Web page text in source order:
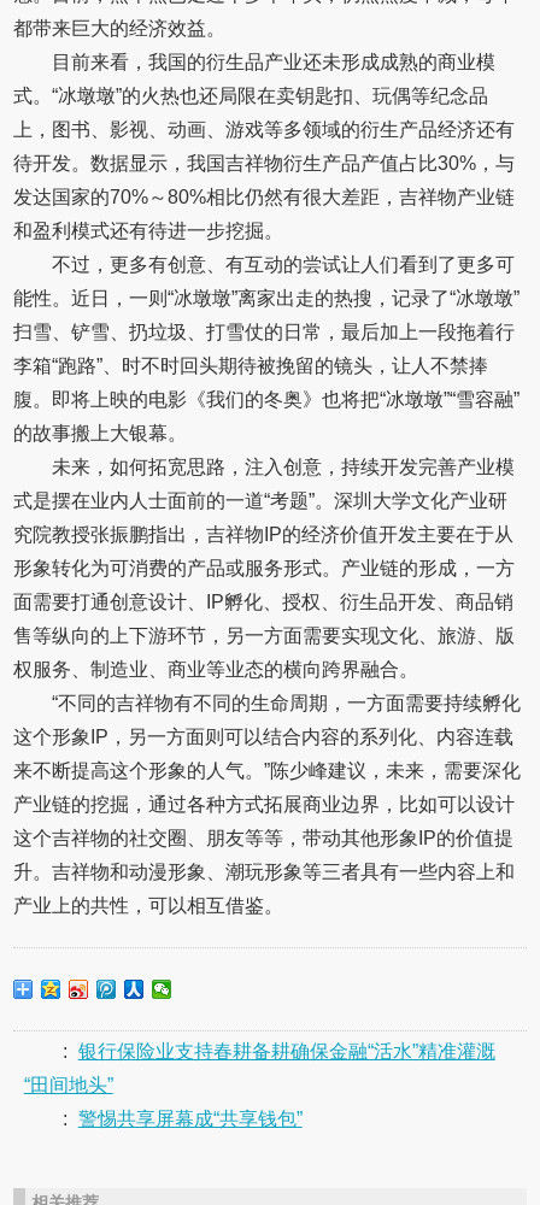
都带来巨大的经济效益。
目前来看，我国的衍生品产业还未形成成熟的商业模
式。“冰墩墩”的火热也还局限在卖钥匙扣、玩偶等纪念品
上，图书、影视、动画、游戏等多领域的衍生产品经济还有
待开发。数据显示，我国吉祥物衍生产品产值占比30%，与
发达国家的70%～80%相比仍然有很大差距，吉祥物产业链
和盈利模式还有待进一步挖掘。
不过，更多有创意、有互动的尝试让人们看到了更多可
能性。近日，一则“冰墩墩”离家出走的热搜，记录了“冰墩墩”
扫雪、铲雪、扔垃圾、打雪仗的日常，最后加上一段拖着行
李箱“跑路”、时不时回头期待被挽留的镜头，让人不禁捧
腹。即将上映的电影《我们的冬奥》也将把“冰墩墩”“雪容融”
的故事搬上大银幕。
未来，如何拓宽思路，注入创意，持续开发完善产业模
式是摆在业内人士面前的一道“考题”。深圳大学文化产业研
究院教授张振鹏指出，吉祥物IP的经济价值开发主要在于从
形象转化为可消费的产品或服务形式。产业链的形成，一方
面需要打通创意设计、IP孵化、授权、衍生品开发、商品销
售等纵向的上下游环节，另一方面需要实现文化、旅游、版
权服务、制造业、商业等业态的横向跨界融合。
“不同的吉祥物有不同的生命周期，一方面需要持续孵化
这个形象IP，另一方面则可以结合内容的系列化、内容连载
来不断提高这个形象的人气。”陈少峰建议，未来，需要深化
产业链的挖掘，通过各种方式拓展商业边界，比如可以设计
这个吉祥物的社交圈、朋友等等，带动其他形象IP的价值提
升。吉祥物和动漫形象、潮玩形象等三者具有一些内容上和
产业上的共性，可以相互借鉴。
: 银行保险业支持春耕备耕确保金融“活水”精准灌溉
“田间地头”
: 警惕共享屏幕成“共享钱包”